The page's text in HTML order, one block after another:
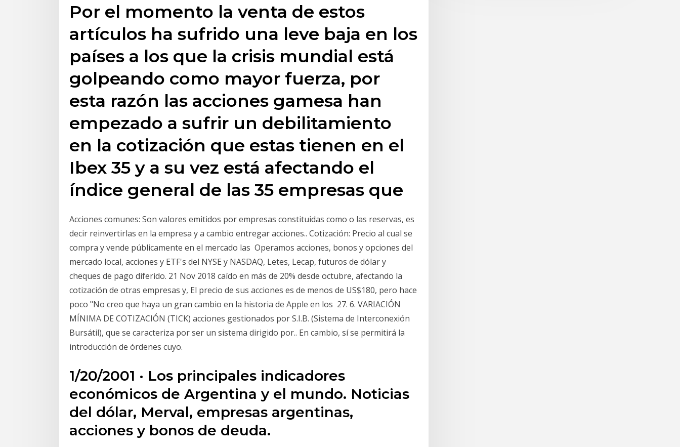
Por el momento la venta de estos
artículos ha sufrido una leve baja en los
países a los que la crisis mundial está
golpeando como mayor fuerza, por
esta razón las acciones gamesa han
empezado a sufrir un debilitamiento
en la cotización que estas tienen en el
Ibex 35 y a su vez está afectando el
índice general de las 35 empresas que
Acciones comunes: Son valores emitidos por empresas constituidas como o las reservas, es
decir reinvertirlas en la empresa y a cambio entregar acciones.. Cotización: Precio al cual se
compra y vende públicamente en el mercado las Operamos acciones, bonos y opciones del
mercado local, acciones y ETF's del NYSE y NASDAQ, Letes, Lecap, futuros de dólar y
cheques de pago diferido. 21 Nov 2018 caído en más de 20% desde octubre, afectando la
cotización de otras empresas y, El precio de sus acciones es de menos de US$180, pero hace
poco "No creo que haya un gran cambio en la historia de Apple en los 27. 6. VARIACIÓN
MÍNIMA DE COTIZACIÓN (TICK) acciones gestionados por S.I.B. (Sistema de Interconexión
Bursátil), que se caracteriza por ser un sistema dirigido por.. En cambio, sí se permitirá la
introducción de órdenes cuyo.
1/20/2001 · Los principales indicadores
económicos de Argentina y el mundo. Noticias
del dólar, Merval, empresas argentinas,
acciones y bonos de deuda.